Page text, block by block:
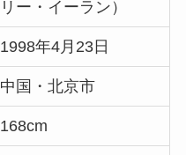
リー・イーラン）
1998年4月23日
中国・北京市
168cm